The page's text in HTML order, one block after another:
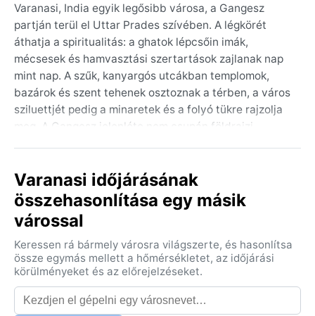
Varanasi, India egyik legősibb városa, a Gangesz
partján terül el Uttar Prades szívében. A légkörét
áthatja a spiritualitás: a ghatok lépcsőin imák,
mécsesek és hamvasztási szertartások zajlanak nap
mint nap. A szűk, kanyargós utcákban templomok,
bazárok és szent tehenek osztoznak a térben, a város
sziluettjét pedig a minaretek és a folyó tükre rajzolja
meg. A Gangesz jelenléte nem csupán földrajzi,
templom és a szent fürdőhelyek sokasága.
A Köppen-osztályozás szerint Varanasi éghajlata Cwa,
azaz párás szubtrópusi, száraz téllel. A nyarak
gyakran meghaladja a 40 °C-t. A monszun június
végétől szeptemberig tart, ilyenkor heves záporok és
magas páratartalom jellemzi a várost. A tél
(november–február) enyhe és száraz, nappal 20–25
Varanasi időjárásának
összehasonlítása egy másik
várossal
Keressen rá bármely városra világszerte, és hasonlítsa
össze egymás mellett a hőmérsékletet, az időjárási
körülményeket és az előrejelzéseket.